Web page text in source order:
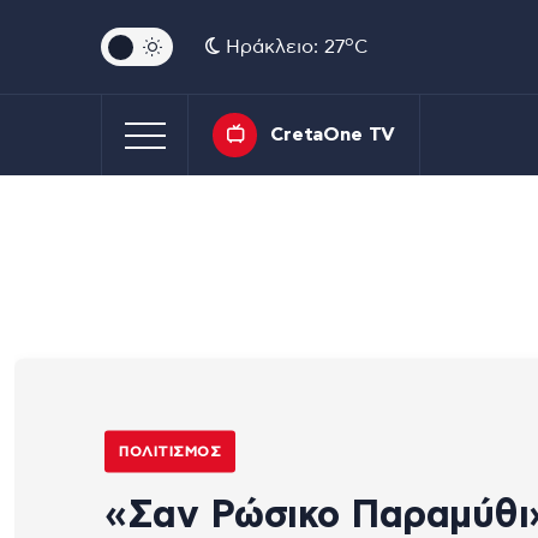
Ηράκλειο: 27oC
CretaOne TV
ΠΟΛΙΤΙΣΜΌΣ
«Σαν Ρώσικο